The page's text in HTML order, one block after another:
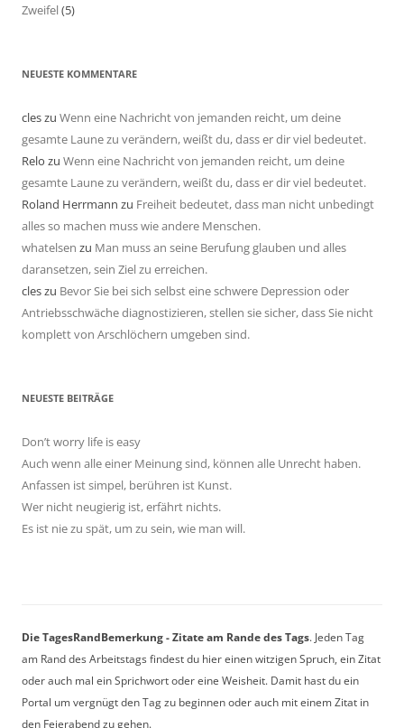
Zweifel(5)
NEUESTE KOMMENTARE
cleszu Wenn eine Nachricht von jemanden reicht, um deine
gesamte Laune zu verändern, weißt du, dass er dir viel bedeutet.
Relo zu Wenn eine Nachricht von jemanden reicht, um deine
gesamte Laune zu verändern, weißt du, dass er dir viel bedeutet.
Roland Herrmann zu Freiheit bedeutet, dass man nicht unbedingt
alles so machen muss wie andere Menschen.
whatelsen zu Man muss an seine Berufung glauben und alles
daransetzen, sein Ziel zu erreichen.
cleszu Bevor Sie bei sich selbst eine schwere Depression oder
Antriebsschwäche diagnostizieren, stellen sie sicher, dass Sie nicht
komplett von Arschlöchern umgeben sind.
NEUESTE BEITRÄGE
Don’t worry life is easy
Auch wenn alle einer Meinung sind, können alle Unrecht haben.
Anfassen ist simpel, berühren ist Kunst.
Wer nicht neugierig ist, erfährt nichts.
Es ist nie zu spät, um zu sein, wie man will.
Die TagesRandBemerkung - Zitate am Rande des Tags. Jeden Tag
am Rand des Arbeitstags findest du hier einen witzigen Spruch, ein Zitat
oder auch mal ein Sprichwort oder eine Weisheit. Damit hast du ein
Portal um vergnügt den Tag zu beginnen oder auch mit einem Zitat in
den Feierabend zu gehen.